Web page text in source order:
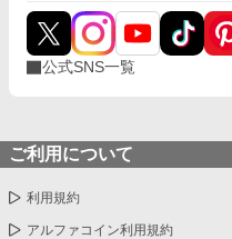
公式SNS一覧
ご利用について
利用規約
アルファコイン利用規約